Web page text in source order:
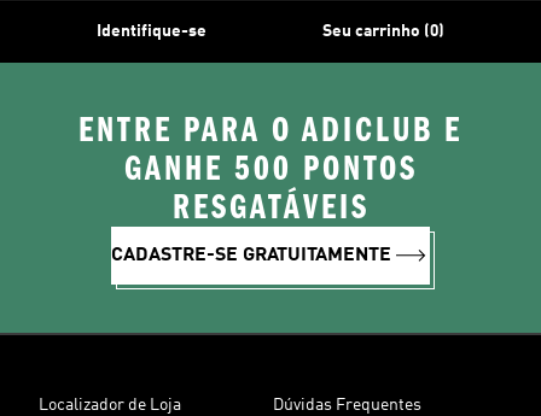
Identifique-se Seu carrinho (0)
ENTRE PARA O ADICLUB E
GANHE 500 PONTOS
RESGATÁVEIS
CADASTRE-SE GRATUITAMENTE
Localizador de Loja Dúvidas Frequentes